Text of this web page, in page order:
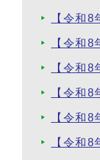
【令和
【令和
【令和
【令和
【令和
【令和